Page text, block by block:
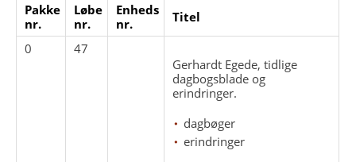
Pakke
nr.
Løbe
nr.
Enheds
nr.
Titel
0
47
Gerhardt Egede, tidlige
dagbogsblade og
erindringer.
dagbøger
erindringer